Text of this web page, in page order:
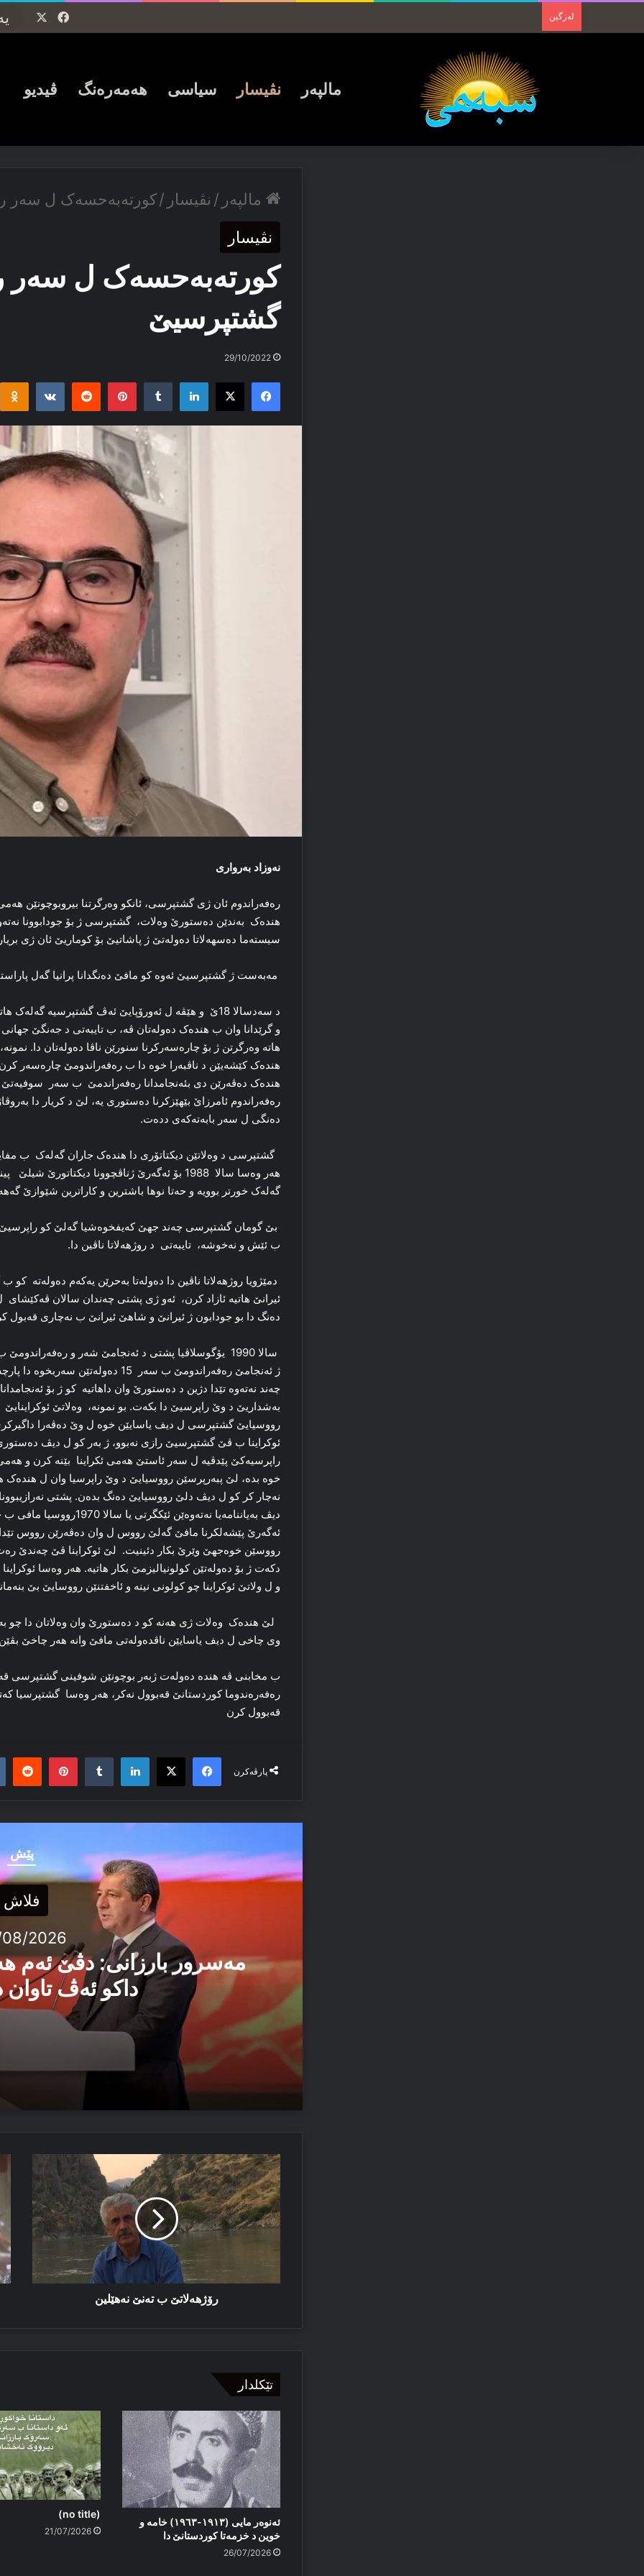
لەزگین Facebook
مالپەر نڤیسار سیاسی ھەمەرەنگ ڤیدیو
مالپەر / نڤیسار /کورتەبەحسەک ل سەر
نڤیسار
کورتەبەحسەک ل سەر
گشتپرسیێ
29/10/2022
Facebook
X
LinkedIn
Tumblr
Pinterest
Reddit
نەوزاد بەرواری
رەفەراندوم ئان ژی گشتپرسی، ئانکو وەرگرتنا بیروبوچونێن
هندەک بەندێن دەستورێ وەلات، گشتپرسی ژ بۆ جودابوونا
سیستەما دەسهەلاتا دەولەتێ ژ پاشاتیێ بۆ کوماریێ ئان ژی
مەبەست ژ گشتپرسیێ ئەوە کو مافێ دەنگدانا پرانیا گەل
د سەدسالا 18ێ و هێڤە ل ئەورۆپایێ ئەڤ گشتپرسیە
و گرێدانا وان ب هندەک دەولەتان ڤە، ب تایبەتی د جەنگێ
هاتە وەرگرتن ژ بۆ چارەسەرکرنا سنورێن ناڤا دەولەتان دا.
هندەک دەڤەرێن دی بئەنجامدانا رەفەراندمێ ب سەر سوفیەتێ
رەفەراندوم ئامرزاێ بێهێزکرنا دەستوری یە، لێ د کریار دا
دەنگی ل سەر بابەتەکەی ددەت.
گەلەک خورتر بوویە و حەتا نوها باشترین و کاراترین شێوازێ
بێ گومان گشتپرسی چەند جهێ کەیفخوەشیا گەلێ کو راپرسیێ
ب ئێش و نەخوشە، تایبەتی د روژهەلاتا ناڤین دا.
دمێژویا روژهەلاتا ناڤین دا دەولەتا بەحرێن یەکەم
دەنگ دا بو جودابون ژ ئیرانێ و شاهێ ئیرانێ ب نەچاری قەبول
سالا 1990 یۆگوسلاڤیا پشتی د ئەنجامێ شەر و
ژ ئەنجامێ رەفەراندومێ ب سەر 15
چەند نەتەوە تێدا دژین د دەستورێ وان داهاتیە کو ژ بۆ
بەشداریێ د وێ راپرسیێ دا بکەت. بو نمونە، وەلاتێ
رووسیایێ گشتپرسی ل دیف یاسایێن خوە ل وێ دەڤەرا
راپرسیەکێ پێدڤیە ل سەر ئاستێ هەمی ئکراینا بێنە کرن و
خوە بدە، لێ پبەرپرسێن رووسیایێ د وێ راپرسیا وان ل
نەچار کر کو ل دیڤ دلێ رووسیایێ دەنگ بدەن. پشتی
دیڤ بەیاننامەیا
ئەگەرێ پێشەلکرنا مافێ گەلێ رووس ل وان دەڤەرێن رووس
رووسێن خوەجهێ وێرێ بکار دئینیت. لێ ئوکراینا ڤێ چەندێ
دکەت ژ بۆ دەولەتێن کولونیالیزمێ بکار هاتیە. هەر وەسا
و ل ولاتێ ئوکراینا چو کولونی نینە و ئاخفتنێن رووسایێ بێ
لێ هندەک وەلات ژی هەنە کو د دەستورێ وان وەلاتان دا چو
وی چاخی ل دیف یاسایێن ناڤدەولەتی مافێ وانە هەر چاخێ
قەبوول کرن
پارڤەکرن
Facebook
X
LinkedIn
Tumblr
پێش
فلاش
2026
مەسرور بارزانی: دڤێ ئەم
داکو ئەڤ تاوان
04/08/2026
مەسرور بارزانی: دڤێ ئەم هەموو ب هەڤ را کاربکن
ئێزدیۆ رابە ژ خەوێ
رۆژهەلاتێ
ب
تەنێ
نەهێلین
رۆژهەلاتێ ب تەنێ نەهێلین
تێکلدار
ئەنوەر مایی (١٩١٣-١٩٦٣) خامە و
خوین د خزمەتا کوردستانێ دا
26/07/2026
(no title)
21/07/2026